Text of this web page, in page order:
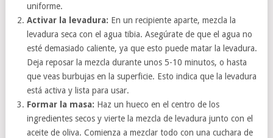
uniforme.
Activar la levadura: En un recipiente aparte, mezcla la
levadura seca con el agua tibia. Asegúrate de que el agua no
esté demasiado caliente, ya que esto puede matar la levadura.
Deja reposar la mezcla durante unos 5-10 minutos, o hasta
que veas burbujas en la superficie. Esto indica que la levadura
está activa y lista para usar.
Formar la masa: Haz un hueco en el centro de los
ingredientes secos y vierte la mezcla de levadura junto con el
aceite de oliva. Comienza a mezclar todo con una cuchara de